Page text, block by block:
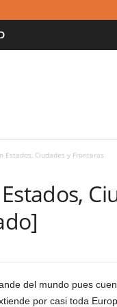
Estados, Ciudades y Fronteras
del mundo pues
por casi toda